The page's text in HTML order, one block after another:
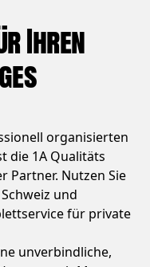
Ihren
organisierten
die 1A Qualitäts
Partner. Nutzen Sie
und
für private
unverbindliche,